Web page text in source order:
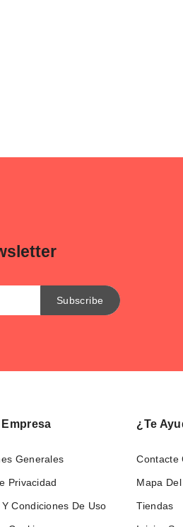
Generales
Privacidad
Condiciones De Uso
¿Te
Contacte
Mapa
Tiendas